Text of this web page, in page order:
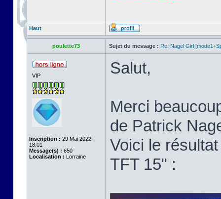
Haut
poulette73 Sujet du message : Re: Nagel Girl
VIP
Inscription : 29 Mai 2022,
18:01
Message(s) : 650
Localisation : Lorraine
Salut,
Merci
de Patrick
Voici le
TFT 15" :